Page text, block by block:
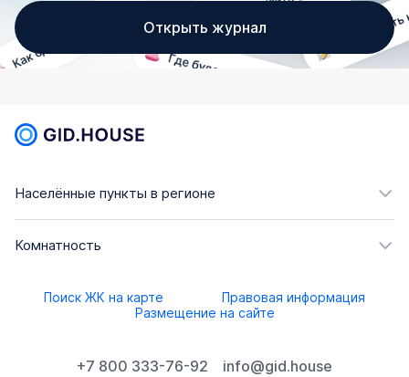
Открыть журнал
Населённые пункты в регионе
Комнатность
Поиск ЖК на карте
Правовая информация
Размещение на сайте
+7 800 333-76-92 info@gid.house